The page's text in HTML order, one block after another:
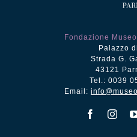
Fondazione
Palazzo
Strada G.
43121
Tel.: 0039
Email: